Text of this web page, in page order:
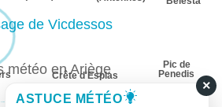
de Vicdessos
Crête d'Esplas
Pic de
Penedis
×
ASTUCE MÉTÉO